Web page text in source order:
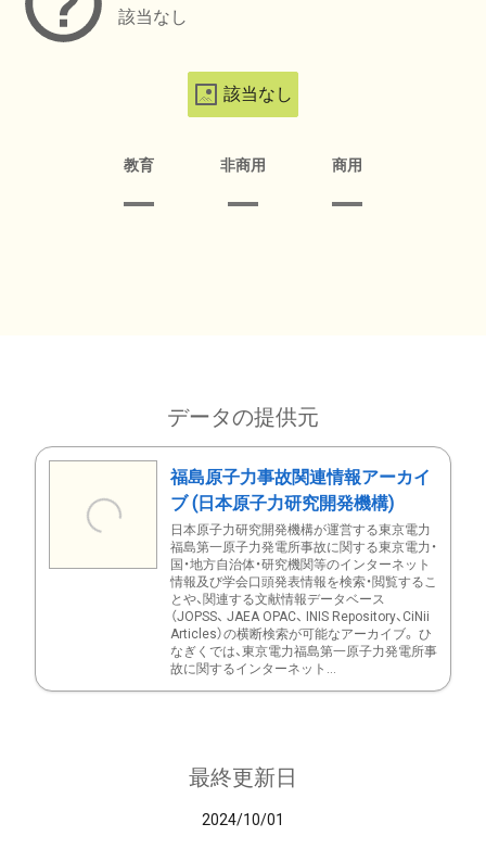
該当なし
該当なし
教育 非商用 商用
データの提供元
福島原子力事故関連情報アーカイ
ブ (日本原子力研究開発機構)
日本原子力研究開発機構が運営する東京電力
福島第一原子力発電所事故に関する東京電力・
国・地方自治体・研究機関等のインターネット
情報及び学会口頭発表情報を検索・閲覧するこ
とや、関連する文献情報データベース
（JOPSS、 JAEA OPAC、 INIS Repository、CiNii
Articles）の横断検索が可能なアーカイブ。 ひ
なぎくでは、東京電力福島第一原子力発電所事
故に関するインターネット...
最終更新日
2024/10/01